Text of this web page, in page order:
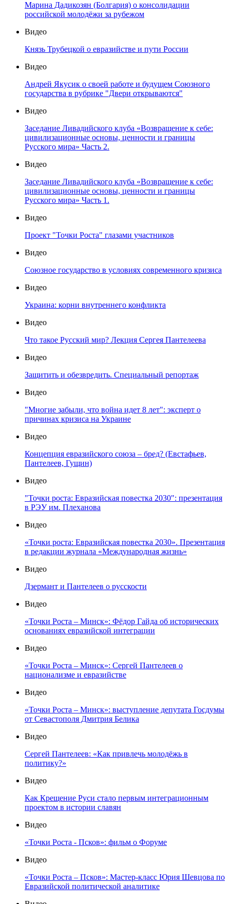
Марина Дадикозян (Болгария) о консолидации
российской молодёжи за рубежом
Видео
Князь Трубецкой о евразийстве и пути России
Видео
Андрей Якусик о своей работе и будущем Союзного
государства в рубрике "Двери открываются"
Видео
Заседание Ливадийского клуба «Возвращение к себе:
цивилизационные основы, ценности и границы
Русского мира» Часть 2.
Видео
Заседание Ливадийского клуба «Возвращение к себе:
цивилизационные основы, ценности и границы
Русского мира» Часть 1.
Видео
Проект "Точки Роста" глазами участников
Видео
Союзное государство в условиях современного кризиса
Видео
Украина: корни внутреннего конфликта
Видео
Что такое Русский мир? Лекция Сергея Пантелеева
Видео
Защитить и обезвредить. Специальный репортаж
Видео
"Многие забыли, что война идет 8 лет": эксперт о
причинах кризиса на Украине
Видео
Концепция евразийского союза – бред? (Евстафьев,
Пантелеев, Гущин)
Видео
"Точки роста: Евразийская повестка 2030": презентация
в РЭУ им. Плеханова
Видео
«Точки роста: Евразийская повестка 2030». Презентация
в редакции журнала «Международная жизнь»
Видео
Дзермант и Пантелеев о русскости
Видео
«Точки Роста – Минск»: Фёдор Гайда об исторических
основаниях евразийской интеграции
Видео
«Точки Роста – Минск»: Сергей Пантелеев о
национализме и евразийстве
Видео
«Точки Роста – Минск»: выступление депутата Госдумы
от Севастополя Дмитрия Белика
Видео
Сергей Пантелеев: «Как привлечь молодёжь в
политику?»
Видео
Как Крещение Руси стало первым интеграционным
проектом в истории славян
Видео
«Точки Роста - Псков»: фильм о Форуме
Видео
«Точки Роста – Псков»: Мастер-класс Юрия Шевцова по
Евразийской политической аналитике